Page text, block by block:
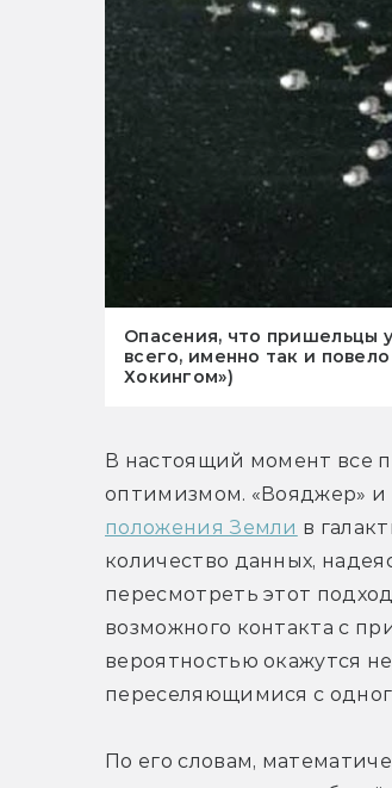
Опасения, что пришельцы
всего, именно так и
Хокингом»)
В настоящий момент все
оптимизмом. «Вояджер» и
положения Земли в
количество данных,
пересмотреть этот
возможного контакта с
вероятностью окажутся
переселяющимися с
По его словам,